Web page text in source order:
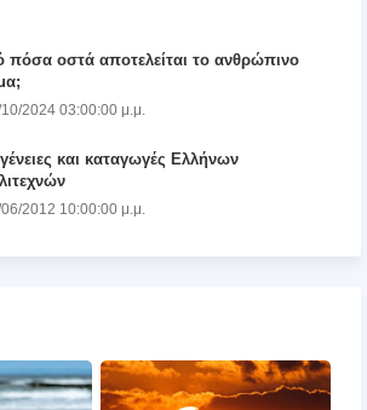
πόσα οστά αποτελείται το ανθρώπινο
10/2024 03:00:00 μ.μ.
και καταγωγές Ελλήνων
2012 10:00:00 μ.μ.